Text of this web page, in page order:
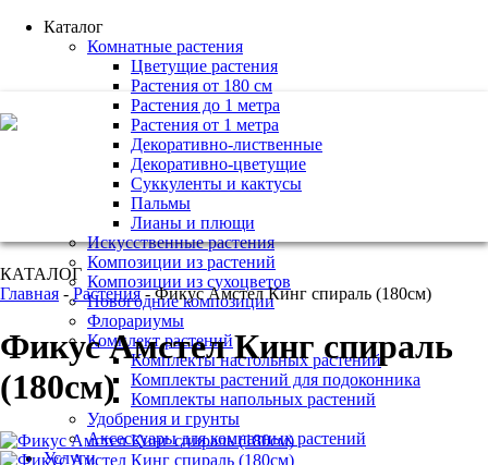
Каталог
Комнатные растения
Цветущие растения
Растения от 180 см
Растения до 1 метра
Растения от 1 метра
Декоративно-лиственные
Декоративно-цветущие
Суккуленты и кактусы
Пальмы
Лианы и плющи
Искусственные растения
Композиции из растений
Композиции из сухоцветов
Новогодние композиции
Флорариумы
Комплект растений
Комплекты настольных растений
Комплекты растений для подоконника
Комплекты напольных растений
Удобрения и грунты
Аксессуары для комнатных растений
Услуги
КАТАЛОГ
Главная - Растения - Фикус Амстел Кинг спираль (180см)
Фикус Амстел Кинг спираль
(180см)